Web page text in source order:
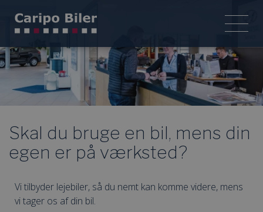
Skal du bruge en bil, mens din
egen er på værksted?
Vi tilbyder lejebiler, så du nemt kan komme videre, mens
vi tager os af din bil.